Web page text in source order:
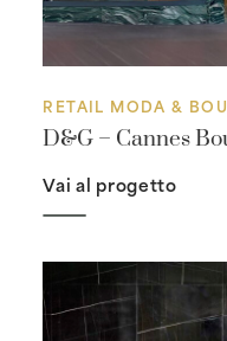
RETAIL MODA &
D&G – Cannes
Vai al progetto